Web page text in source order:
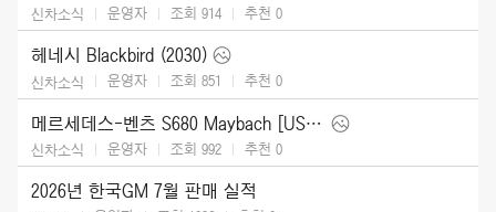
신차소식 운영자 조회 914 추천 0
헤네시 Blackbird (2030)
신차소식 운영자 조회 851 추천 0
메르세데스-벤츠 S680 Maybach [US] (2027)
신차소식 운영자 조회 992 추천 0
2026년 한국GM 7월 판매 실적